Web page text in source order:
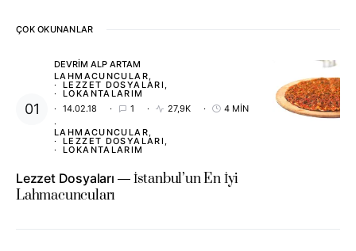
ÇOK OKUNANLAR
DEVRIM ALP ARTAM
LAHMACUNCULAR
LEZZET DOSYALARI
LOKANTALARIM
14.02.18
1 27,9K 4 MIN
LAHMACUNCULAR
LEZZET DOSYALARI
LOKANTALARIM
Lezzet Dosyaları
İstanbul’un En İyi
Lahmacuncuları